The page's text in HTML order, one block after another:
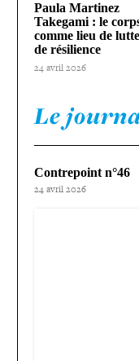
Paula Martinez
Takegami : le
comme lieu de
de résilience
24 avril 2026
Le
Contrepoint n°46
24 avril 2026